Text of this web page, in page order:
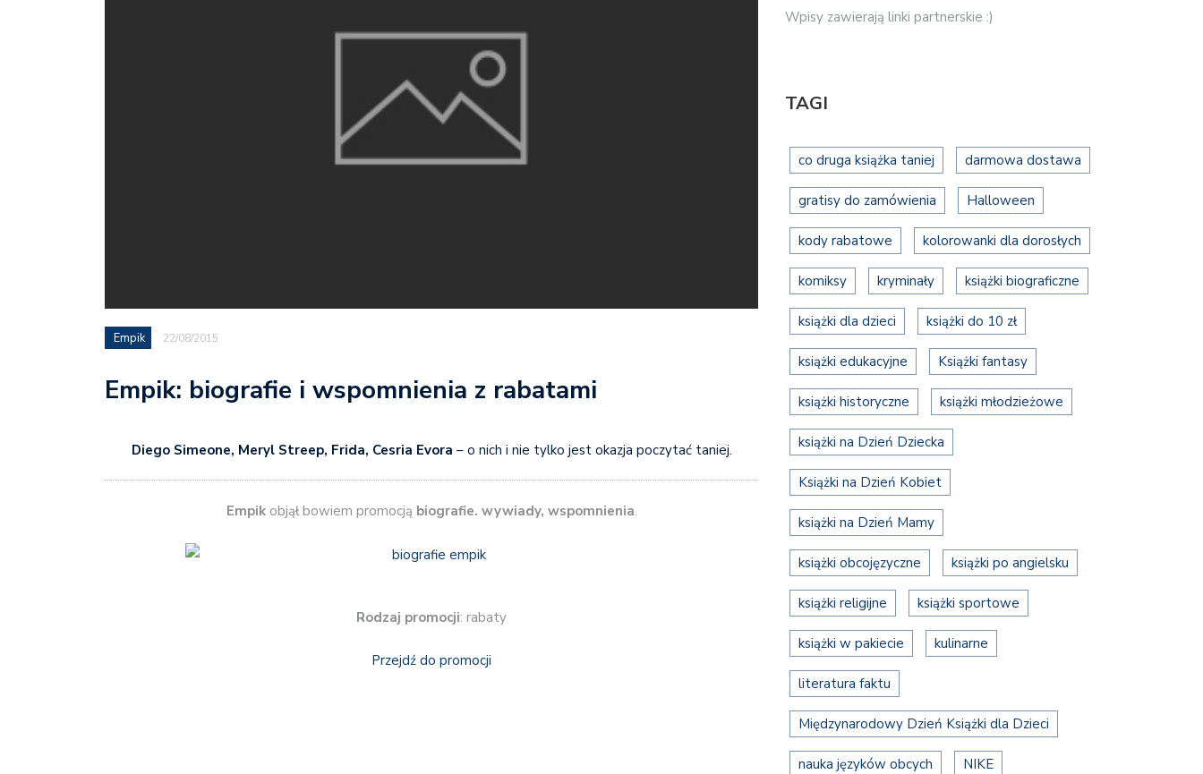
Empik 22/08/2015
Empik: biografie i wspomnienia z rabatami
Diego Simeone, Meryl Streep, Frida, Cesria Evora – o nich i nie tylko jest okazja poczytać taniej.
Empikobjął bowiem promocją biografie. wywiady, wspomnienia.
Rodzaj promocji: rabaty
Przejdź do promocji
Wpisy zawierają linki partnerskie :)
TAGI
co druga książka taniej darmowa dostawa
gratisy do zamówienia Halloween
kody rabatowe kolorowanki dla dorosłych
komiksy kryminały książki biograficzne
książki dla dzieci książki do 10 zł
książki edukacyjne Książki fantasy
książki historyczne książki młodzieżowe
książki na Dzień Dziecka
Książki na Dzień Kobiet
książki na Dzień Mamy
książki obcojęzyczne książki po angielsku
książki religijne książki sportowe
książki w pakiecie kulinarne
literatura faktu
Międzynarodowy Dzień Książki dla Dzieci
nauka języków obcych NIKE